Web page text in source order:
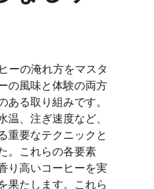
ーの淹れ方をマスタ
の風味と体験の両方
ある取り組みです。
温、注ぎ速度など、
重要なテクニックと
。これらの各要素
り高いコーヒーを実
果たします。これら